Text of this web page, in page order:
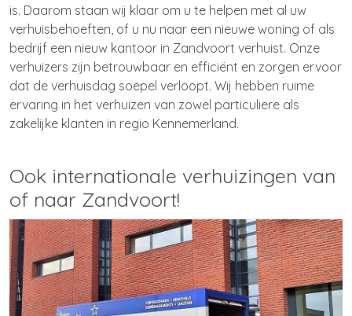
is. Daarom staan wij klaar om u te helpen met al uw
verhuisbehoeften, of u nu naar een nieuwe woning of als
bedrijf een nieuw kantoor in Zandvoort verhuist. Onze
verhuizers zijn betrouwbaar en efficiënt en zorgen ervoor
dat de verhuisdag soepel verloopt. Wij hebben ruime
ervaring in het verhuizen van zowel particuliere als
zakelijke klanten in regio Kennemerland.
Ook internationale verhuizingen van
of naar Zandvoort!